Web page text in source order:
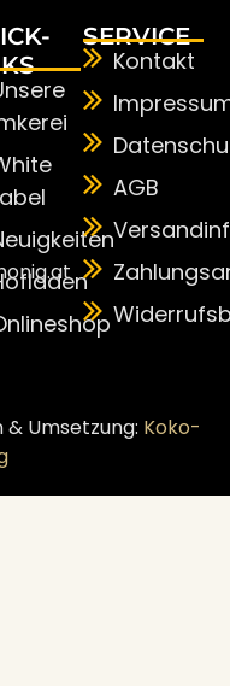
SERVICE
Kontakt
AGB
& Umsetzung: Koko-